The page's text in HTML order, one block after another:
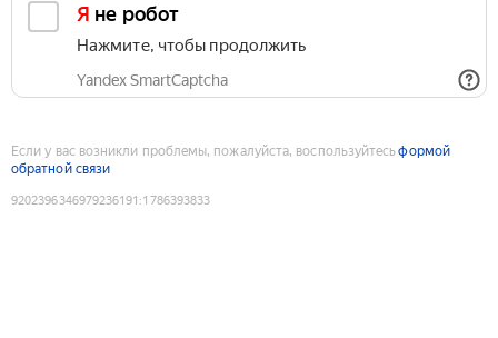
Я не робот
Нажмите, чтобы продолжить
Yandex SmartCaptcha
Если у вас возникли проблемы, пожалуйста, воспользуйтесьформой
обратной связи
9202396346979236191 :1786393833